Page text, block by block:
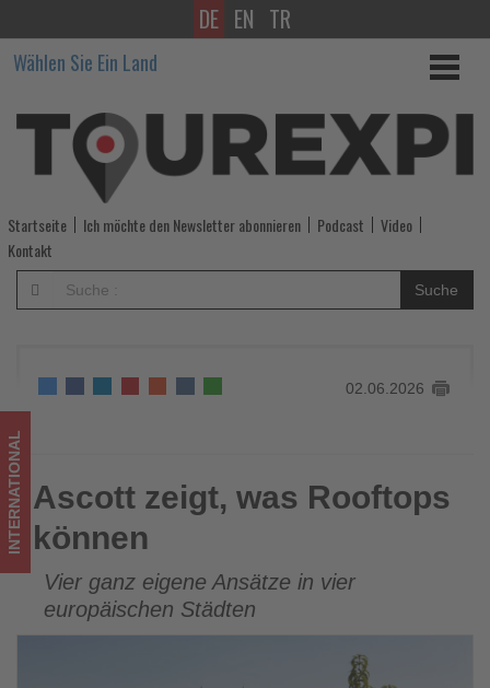
Ascott
zeigt,
was
Rooftops
können
-
Wissen,
im
Tourismus
los
ist!
DE EN TR
Wählen Sie Ein Land
Startseite Ich möchte den Newsletter abonnieren Podcast
Video
Kontakt
Suche
02.06.2026
Ascott zeigt, was Rooftops können
INTERNATIONAL Ascott zeigt, was Rooftops
können
Vier ganz eigene Ansätze in vier
europäischen Städten